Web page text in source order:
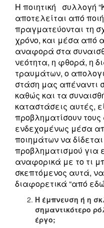
Η ποιητική συλλογή
αποτελείται από
πραγματεύονται τη
χρόνο, και μέσα από
αναφορά στα
νεότητα, η φθορά, η
τραυμάτων, ο
στάση μας απέναντι
καθώς και τα
καταστάσεις αυτές,
προβληματίσουν
ενδεχομένως μέσα
ποιημάτων να
προβληματισμού για
αναφορικά με το τι
σκεπτόμενος αυτά,
διαφορετικά “από
Η έμπνευση ή η
σημαντικότερο
έργο;